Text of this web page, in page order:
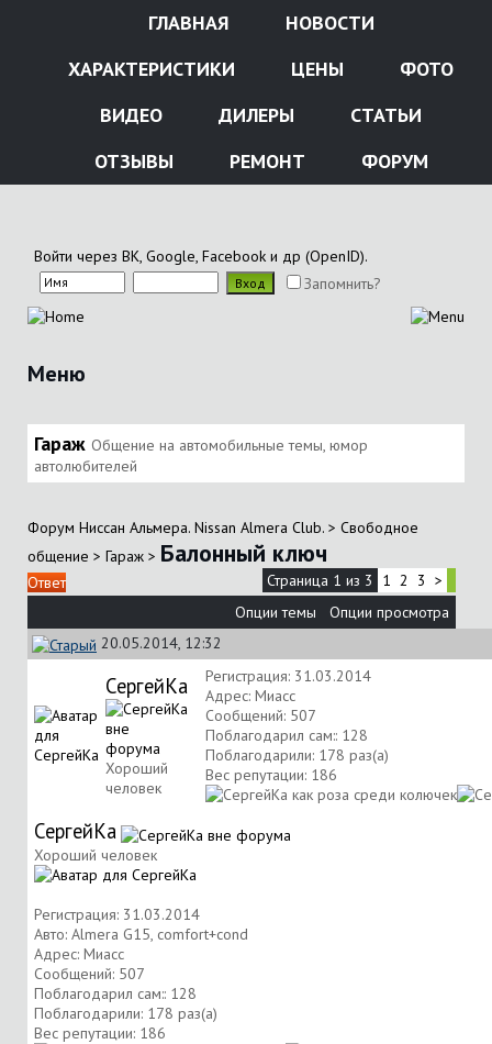
ГЛАВНАЯ
НОВОСТИ
ХАРАКТЕРИСТИКИ
ЦЕНЫ
ФОТО
ВИДЕО
ДИЛЕРЫ
СТАТЬИ
ОТЗЫВЫ
РЕМОНТ ФОРУМ
Войти через ВК, Google, Facebook и др (OpenID).
Запомнить?
Меню
Гараж Общение на автомобильные темы, юмор
автолюбителей
Форум Ниссан Альмера. Nissan Almera Club. > Свободное
общение > Гараж > Балонный ключ
Ответ Страница 1 из 3 1 2 3 >
Опции темы
Опции просмотра
20.05.2014, 12:32
СергейКа
Хороший
человек
Регистрация: 31.03.2014
Адрес: Миасс
Сообщений: 507
Поблагодарил сам:: 128
Поблагодарили: 178 раз(а)
Вес репутации: 186
СергейКа
Хороший человек
Регистрация: 31.03.2014
Авто: Almera G15, comfort+cond
Адрес: Миасс
Сообщений: 507
Поблагодарил сам:: 128
Поблагодарили: 178 раз(а)
Вес репутации: 186